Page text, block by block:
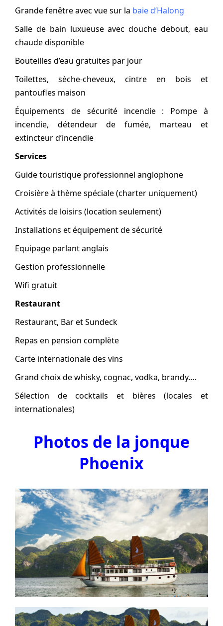
Grande fenêtre avec vue sur la baie d’Halong
Salle de bain luxueuse avec douche debout, eau
chaude disponible
Bouteilles d’eau gratuites par jour
Toilettes, sèche-cheveux, cintre en bois et
pantoufles maison
Équipements de sécurité incendie : Pompe à
incendie, détendeur de fumée, marteau et
extincteur d’incendie
Services
Guide touristique professionnel anglophone
Croisière à thème spéciale (charter uniquement)
Activités de loisirs (location seulement)
Installations et équipement de sécurité
Equipage parlant anglais
Gestion professionnelle
Wifi gratuit
Restaurant
Restaurant, Bar et Sundeck
Repas en pension complète
Carte internationale des vins
Grand choix de whisky, cognac, vodka, brandy….
Sélection de cocktails et bières (locales et
internationales)
Photos de la jonque
Phoenix